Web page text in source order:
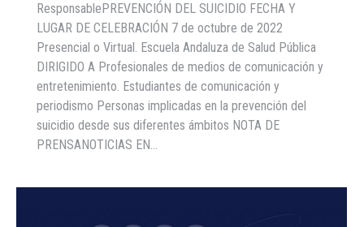
ResponsablePREVENCIÓN DEL SUICIDIO FECHA Y
LUGAR DE CELEBRACIÓN 7 de octubre de 2022
Presencial o Virtual. Escuela Andaluza de Salud Pública
DIRIGIDO A Profesionales de medios de comunicación y
entretenimiento. Estudiantes de comunicación y
periodismo Personas implicadas en la prevención del
suicidio desde sus diferentes ámbitos NOTA DE
PRENSANOTICIAS EN…